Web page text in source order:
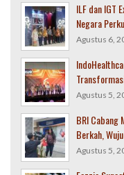
ILF dan IGT
Negara
Agustus 6,
Agustus 5,
BRI Cabang
Berkah,
Agustus 5,